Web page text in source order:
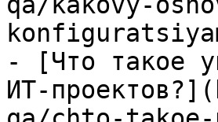
- [Что такое
ИТ-